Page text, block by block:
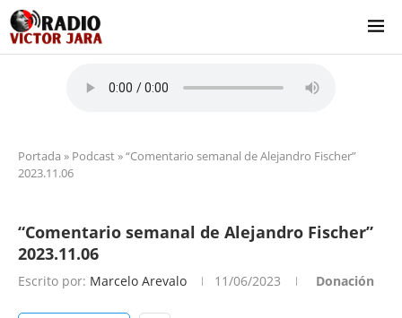
Portada » Podcast»“Comentario semanal de Alejandro Fischer”
2023.11.06
“Comentario semanal de Alejandro Fischer”
2023.11.06
Escrito por: Marcelo Arevalo 11/06/2023 Donación